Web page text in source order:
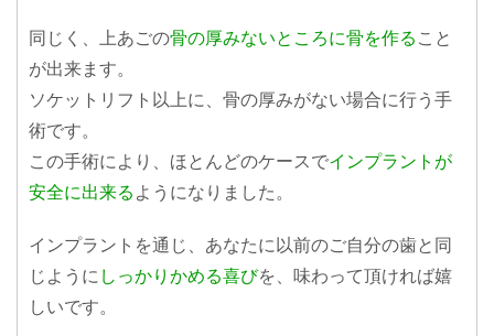
同じく、上あごの骨の厚みないところに骨を作る こと
が出来ます。
ソケットリフト以上に、骨の厚みがない場合に行う手
術です。
この手術により、ほとんどのケースでインプラントが
安全に出来る ようになりました。
インプラントを通じ、あなたに以前のご自分の歯と同
じように しっかりかめる喜びを、味わって頂ければ嬉
しいです。